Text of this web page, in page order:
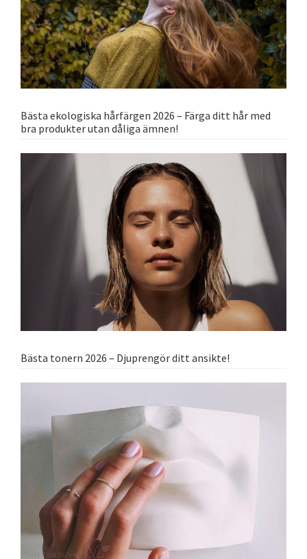
Bästa ekologiska hårfärgen 2026 – Färga ditt hår med
bra produkter utan dåliga ämnen!
Bästa tonern 2026 – Djuprengör ditt ansikte!